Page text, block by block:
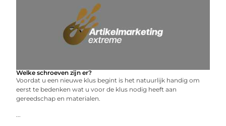
Welke schroeven zijn er?
Voordat u een nieuwe klus begint is het natuurlijk handig om
eerst te bedenken wat u voor de klus nodig heeft aan
gereedschap en materialen.
...